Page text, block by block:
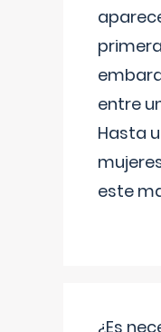
entre
Hasta
este
¿Es